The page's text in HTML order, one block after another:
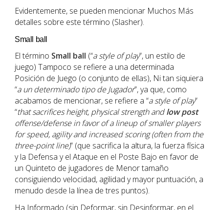
Evidentemente, se pueden mencionar Muchos Más
detalles sobre este término (Slasher).
Small ball
El término Small ball (“a style of play”, un estilo de
juego) Tampoco se refiere a una determinada
Posición de Juego (o conjunto de ellas), Ni tan siquiera
“a un determinado tipo de Jugador”, ya que, como
acabamos de mencionar, se refiere a “a style of play”
“that sacrifices height, physical strength andlow post
offense/defense in favor of a lineup of smaller players
for speed, agility and increased scoring (often from the
three-point line)” (que sacrifica la altura, la fuerza física
y la Defensa y el Ataque en el Poste Bajo en favor de
un Quinteto de jugadores de Menor tamaño
consiguiendo velocidad, agilidad y mayor puntuación, a
menudo desde la línea de tres puntos).
Ha Informado (sin Deformar, sin Desinformar, en el